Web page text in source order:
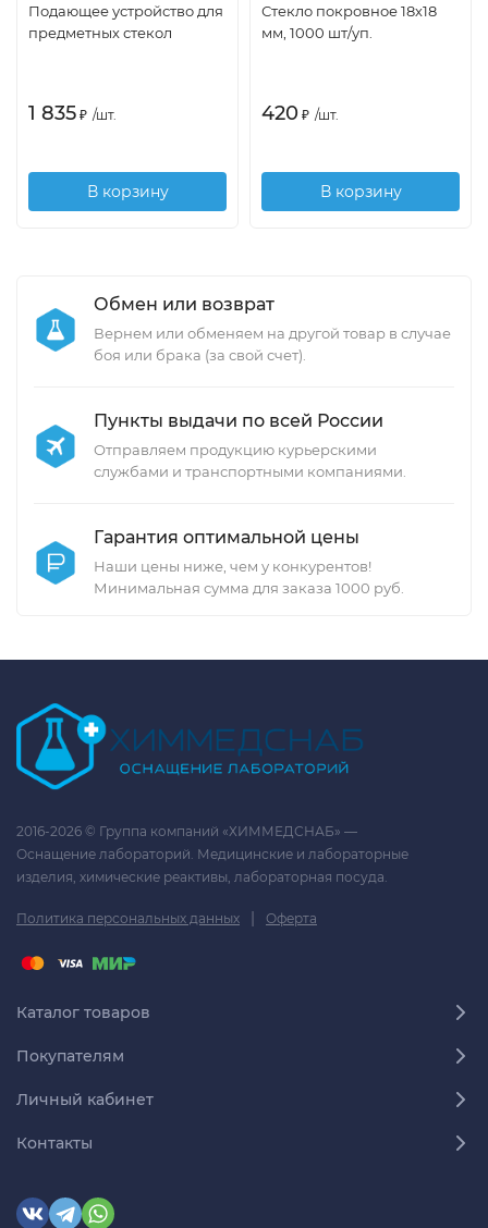
Подающее устройство для
предметных стекол
1 835 ₽ /шт.
В корзину
Стекло покровное 18х18
мм, 1000 шт/уп.
420 ₽ /шт.
В корзину
Обмен или возврат
Вернем или обменяем на другой товар в случае
боя или брака (за свой счет).
Пункты выдачи по всей России
Отправляем продукцию курьерскими
службами и транспортными компаниями.
Гарантия оптимальной цены
Наши цены ниже, чем у конкурентов!
Минимальная сумма для заказа 1000 руб.
2016-2026 © Группа компаний «ХИММЕДСНАБ» —
Оснащение лабораторий. Медицинские и лабораторные
изделия, химические реактивы, лабораторная посуда.
Политика персональных данных | Оферта
Каталог товаров
Покупателям
Личный кабинет
Контакты